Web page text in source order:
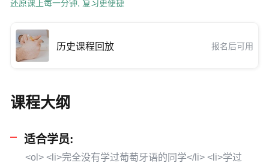
还原课上每一分钟, 复习更便捷
历史课程回放 报名后可用
课程大纲
适合学员:
<ol> <li>完全没有学过葡萄牙语的同学</li> <li>学过